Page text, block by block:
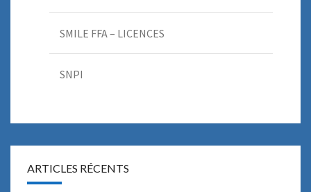
SMILE FFA – LICENCES
SNPI
ARTICLES RÉCENTS